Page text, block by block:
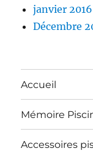
janvier 2016
Décembre
Accueil
Mémoire
Accessoires